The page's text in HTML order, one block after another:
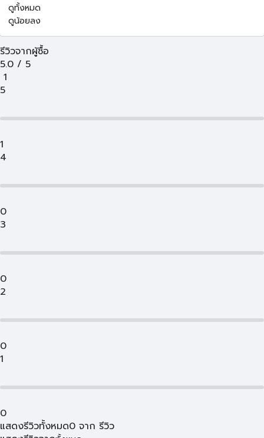
ดูทั้งหมด
ดูน้อยลง
รีวิวจากผู้ซื้อ
5.0 / 5
1
5
1
4
0
3
0
2
0
1
0
แสดงรีวิวทั้งหมด0 จาก รีวิว